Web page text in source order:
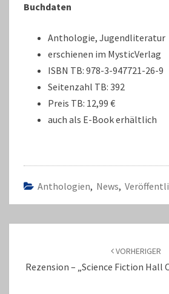
Buchdaten
Anthologie, Jugendliteratur
erschienen im MysticVerlag
ISBN TB: 978-3-947721-26-9
Seitenzahl TB: 392
Preis TB: 12,99 €
auch als E-Book erhältlich
Anthologien, News,
VORHERIGER
Rezension – „Science Fiction Hall